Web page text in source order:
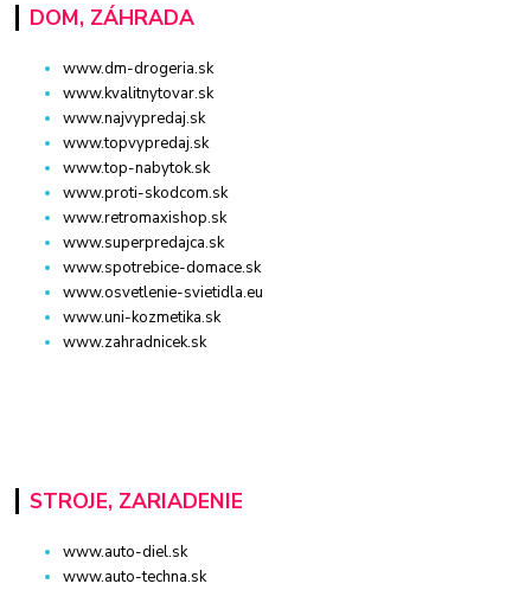
DOM, ZÁHRADA
www.dm-drogeria.sk
www.kvalitnytovar.sk
www.najvypredaj.sk
www.topvypredaj.sk
www.top-nabytok.sk
www.proti-skodcom.sk
www.retromaxishop.sk
www.superpredajca.sk
www.spotrebice-domace.sk
www.osvetlenie-svietidla.eu
www.uni-kozmetika.sk
www.zahradnicek.sk
STROJE, ZARIADENIE
www.auto-diel.sk
www.auto-techna.sk